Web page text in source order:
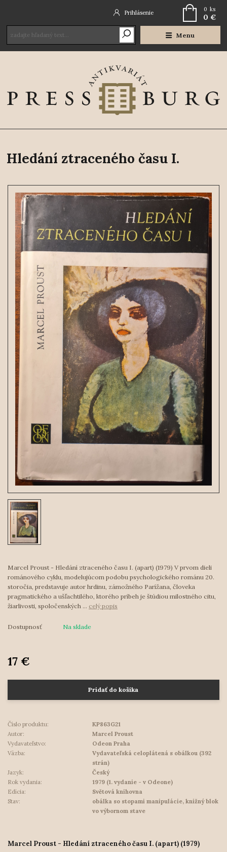
Menu
Prihlásenie 0 ks
0 €
Hledání ztraceného času I.
Marcel Proust - Hledání ztraceného času I. (apart) (1979) V prvom dieli
románového cyklu, modelujúcom podobu psychologického románu 20.
storočia, predstavuje autor hrdinu, zámožného Parížana, človeka
pragmatického a ušľachtilého, ktorého príbeh je štúdiou milostného citu,
žiarlivosti, spoločenských ... celý popis
Dostupnosť Na sklade
17 €
Pridať do košíka
Číslo produktu:
KP863G21
Autor:
Marcel Proust
Vydavateľstvo:
Odeon Praha
Väzba:
Vydavateľská celoplátená s obálkou (392
strán)
Jazyk:
Český
Rok vydania:
1979 (1. vydanie - v Odeone)
Edícia:
Světová knihovna
Stav:
obálka so stopami manipulácie, knižný blok
vo výbornom stave
Marcel Proust - Hledání ztraceného času I. (apart) (1979)